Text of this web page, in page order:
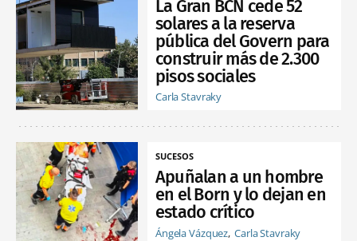
La Gran BCN cede 52
solares a la reserva
pública del Govern para
construir más de 2.300
pisos sociales
Carla Stavraky
SUCESOS
Apuñalan a un hombre
en el Born y lo dejan en
estado crítico
Ángela Vázquez Carla Stavraky